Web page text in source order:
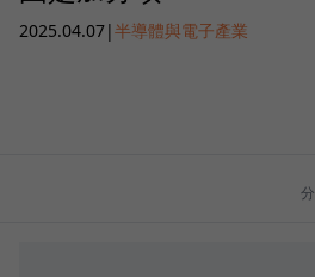
2025.04.07|半導體與電子產業